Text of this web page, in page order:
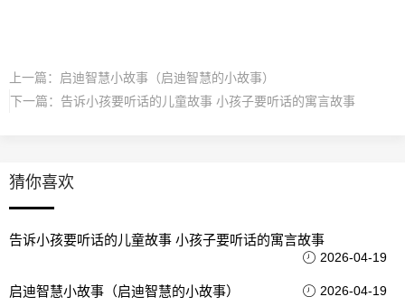
上一篇： 启迪智慧小故事（启迪智慧的小故事）
下一篇： 告诉小孩要听话的儿童故事 小孩子要听话的寓言故事
猜你喜欢
告诉小孩要听话的儿童故事 小孩子要听话的寓言故事
2026-04-19
启迪智慧小故事（启迪智慧的小故事） 2026-04-19